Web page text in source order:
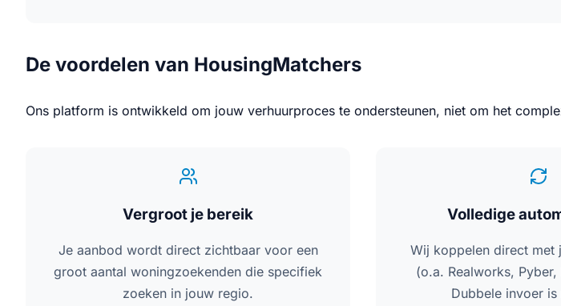
De voordelen van HousingMatchers
Ons platform is ontwikkeld om jouw verhuurproces te ondersteunen, niet om het
Vergroot je bereik
Je aanbod wordt direct zichtbaar voor een
groot aantal woningzoekenden die specifiek
zoeken in jouw regio.
Volledige
Wij koppelen direct met
(o.a. Realworks,
Dubbele invoer